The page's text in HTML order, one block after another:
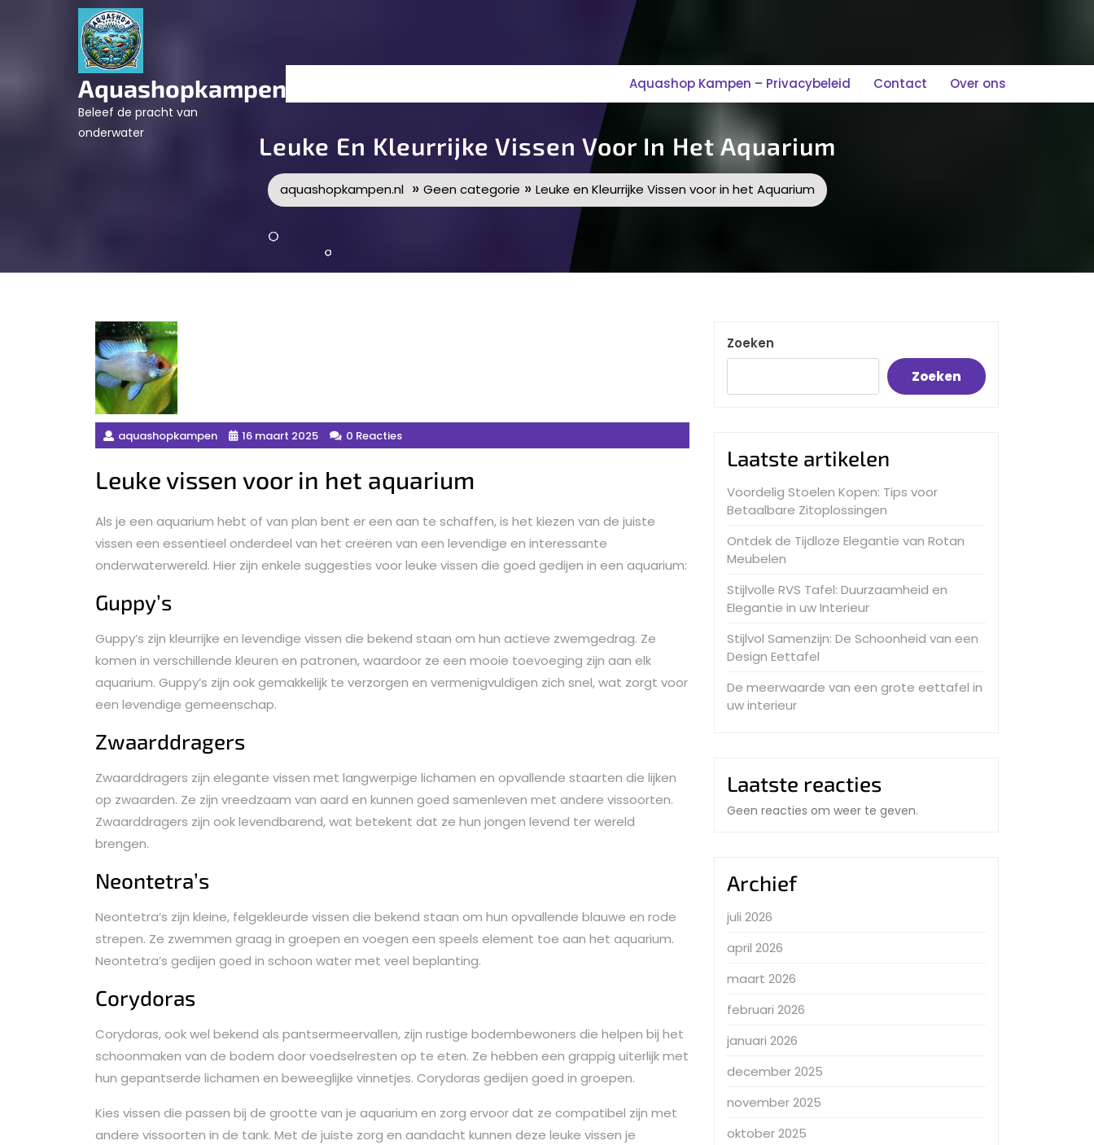
Aquashopkampen.nl
Beleef de pracht van
onderwater
Aquashop Kampen – Privacybeleid Contact Over ons
Leuke En Kleurrijke Vissen Voor In Het Aquarium
aquashopkampen.nl» Geen categorie » Leuke en Kleurrijke Vissen voor in het Aquarium
aquashopkampen 16 maart 2025 0 Reacties
Leuke vissen voor in het aquarium
Als je een aquarium hebt of van plan bent er een aan te schaffen, is het kiezen van de juiste
vissen een essentieel onderdeel van het creëren van een levendige en interessante
onderwaterwereld. Hier zijn enkele suggesties voor leuke vissen die goed gedijen in een aquarium:
Guppy’s
Guppy’s zijn kleurrijke en levendige vissen die bekend staan om hun actieve zwemgedrag. Ze
komen in verschillende kleuren en patronen, waardoor ze een mooie toevoeging zijn aan elk
aquarium. Guppy’s zijn ook gemakkelijk te verzorgen en vermenigvuldigen zich snel, wat zorgt voor
een levendige gemeenschap.
Zwaarddragers
Zwaarddragers zijn elegante vissen met langwerpige lichamen en opvallende staarten die lijken
op zwaarden. Ze zijn vreedzaam van aard en kunnen goed samenleven met andere vissoorten.
Zwaarddragers zijn ook levendbarend, wat betekent dat ze hun jongen levend ter wereld
brengen.
Neontetra’s
Neontetra’s zijn kleine, felgekleurde vissen die bekend staan om hun opvallende blauwe en rode
strepen. Ze zwemmen graag in groepen en voegen een speels element toe aan het aquarium.
Neontetra’s gedijen goed in schoon water met veel beplanting.
Corydoras
Corydoras, ook wel bekend als pantsermeervallen, zijn rustige bodembewoners die helpen bij het
schoonmaken van de bodem door voedselresten op te eten. Ze hebben een grappig uiterlijk met
hun gepantserde lichamen en beweeglijke vinnetjes. Corydoras gedijen goed in groepen.
Kies vissen die passen bij de grootte van je aquarium en zorg ervoor dat ze compatibel zijn met
andere vissoorten in de tank. Met de juiste zorg en aandacht kunnen deze leuke vissen je
Zoeken
Zoeken
Laatste artikelen
Voordelig Stoelen Kopen: Tips voor
Betaalbare Zitoplossingen
Ontdek de Tijdloze Elegantie van Rotan
Meubelen
Stijlvolle RVS Tafel: Duurzaamheid en
Elegantie in uw Interieur
Stijlvol Samenzijn: De Schoonheid van een
Design Eettafel
De meerwaarde van een grote eettafel in
uw interieur
Laatste reacties
Geen reacties om weer te geven.
Archief
juli 2026
april 2026
maart 2026
februari 2026
januari 2026
december 2025
november 2025
oktober 2025